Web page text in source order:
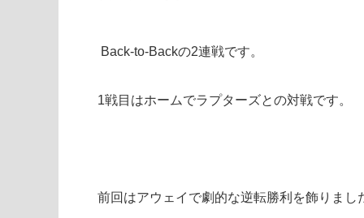
Back-to-Backの2連戦です。
1戦目はホームでラプターズとの対戦です。
前回はアウェイで劇的な逆転勝利を飾りまし